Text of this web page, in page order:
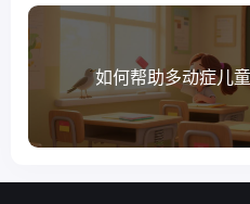
如何帮助多动症儿